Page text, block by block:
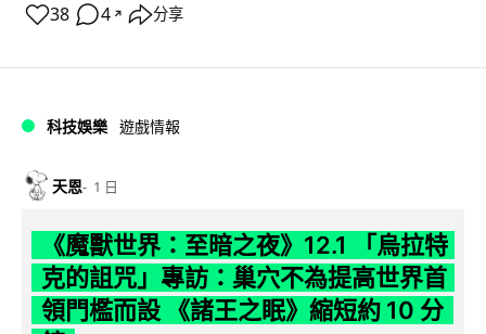
38 4 ↗ 分享
科技娛樂 遊戲情報
天恩 1 日
《魔獸世界：至暗之夜》12.1 「烏拉特
克的詛咒」專訪：巢穴不為提高世界首
領門檻而設 《諸王之眠》縮短約 10 分